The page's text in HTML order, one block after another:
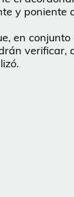
y poniente
en
verificar,